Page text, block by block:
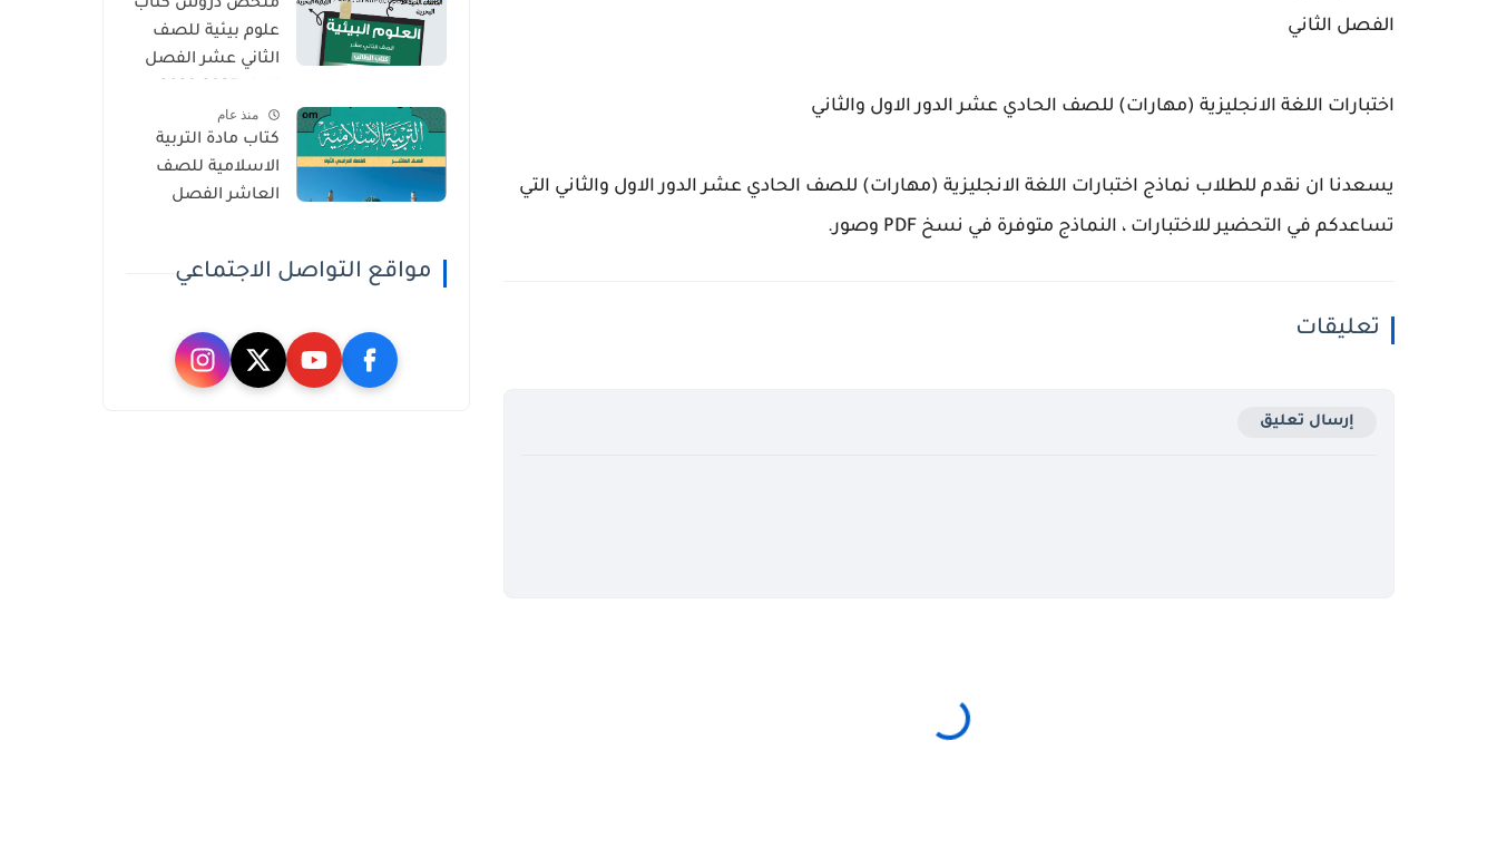
الفصل الثاني
اختبارات اللغة الانجليزية (مهارات) للصف الحادي عشر الدور الاول والثاني
يسعدنا ان نقدم للطلاب نماذج اختبارات اللغة الانجليزية (مهارات) للصف الحادي عشر الدور الاول والثاني التي
تساعدكم في التحضير للاختبارات ، النماذج متوفرة في نسخ PDF وصور.
تعليقات
إرسال تعليق
ملخص دروس كتاب
علوم بيئية للصف
الثاني عشر الفصل
منذ عام
كتاب مادة التربية
الاسلامية للصف
العاشر الفصل
مواقع التواصل الاجتماعي